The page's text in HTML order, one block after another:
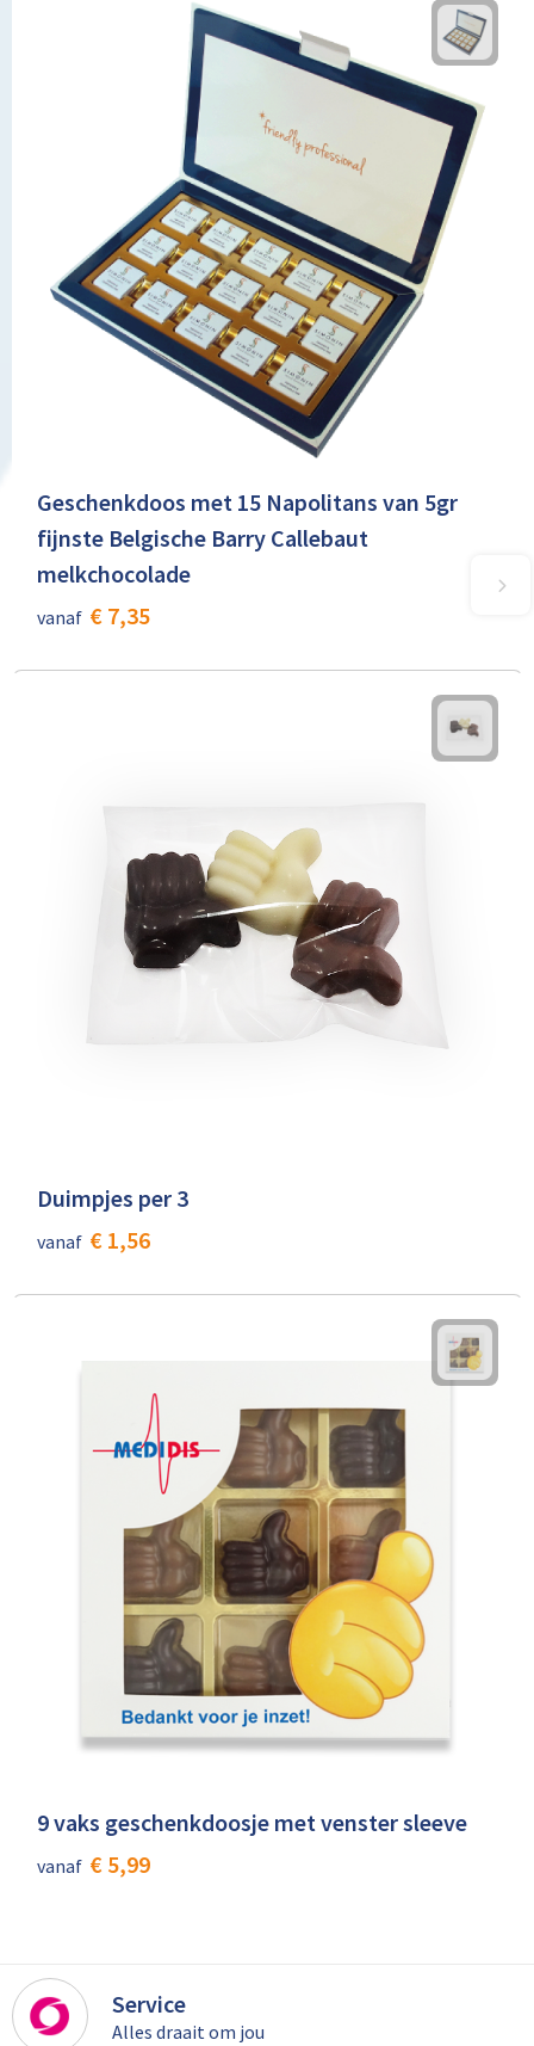
Geschenkdoos met 15 Napolitans van 5gr
fijnste Belgische Barry Callebaut
melkchocolade
vanaf € 7,35
Duimpjes per 3
vanaf € 1,56
9 vaks geschenkdoosje met venster sleeve
vanaf € 5,99
Service
Alles draait om jou